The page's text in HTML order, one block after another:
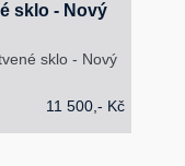
sklo - Nový
sklo - Nový
11 500,- Kč